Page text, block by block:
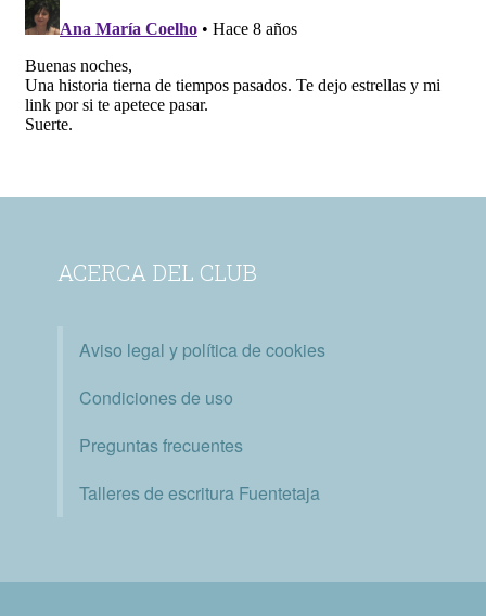
ACERCA DEL CLUB
Aviso legal y política de cookies
Condiciones de uso
Preguntas frecuentes
Talleres de escritura Fuentetaja